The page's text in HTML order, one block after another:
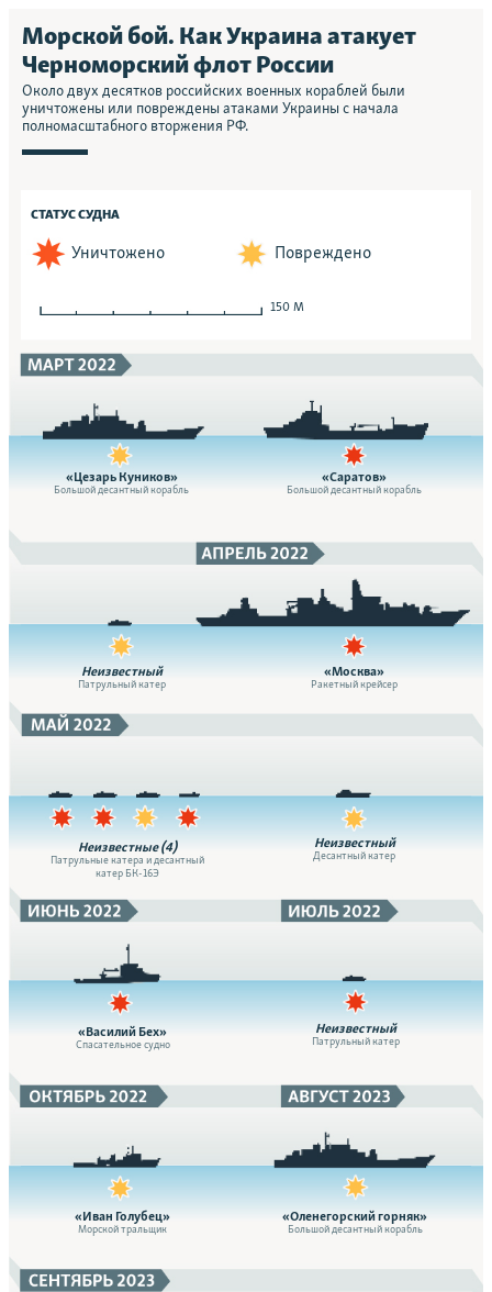
Морской бой. Как Украина атакует
Черноморский флот России
Около двух десятков российских военных кораблей были
уничтожены или повреждены атаками Украины с начала
полномасштабного вторжения РФ.
СТАТУС СУДНА
Уничтожено Повреждено
150 M
«Цезарь Куников»
Большой десантный корабль
«Саратов»
Большой десантный корабль
Неизвестный
Патрульный катер
«Москва»
Ракетный крейсер
Неизвестный
Десантный катер
Неизвестные (4)
Патрульные катера и десантный
катер БК-16Э
Неизвестный
Патрульный катер
«Василий Бех»
Спасательное судно
«Иван Голубец»
Морской тральщик
«Оленегорский горняк»
Большой десантный корабль